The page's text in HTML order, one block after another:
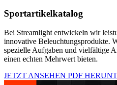
Sportartikelkatalog
Bei Streamlight entwickeln wir
innovative Beleuchtungsprodukte.
spezielle Aufgaben und vielfältige
einen echten Mehrwert bieten.
JETZT ANSEHEN PDF